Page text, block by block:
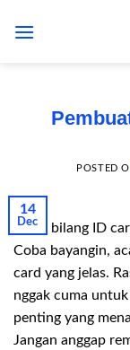
POSTED
14
Dec
Siapa bilang ID
Coba bayangin,
card yang jelas.
nggak cuma
penting yang
Jangan anggap